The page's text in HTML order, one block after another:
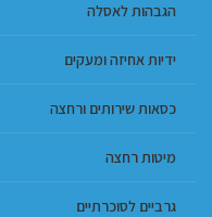
הגבהות לאסלה
ידיות אחיזה ומעקים
כסאות שירותים ורחצה
מיטות רחצה
גרביים לסוכרתיים